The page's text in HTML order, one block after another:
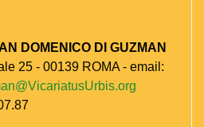
DOMENICO DI GUZMAN
25 - 00139 ROMA - email: